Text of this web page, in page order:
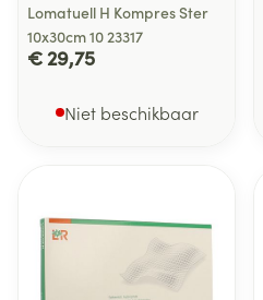
Lomatuell H Kompres Ster
10x30cm 10 23317
€ 29,75
Niet beschikbaar